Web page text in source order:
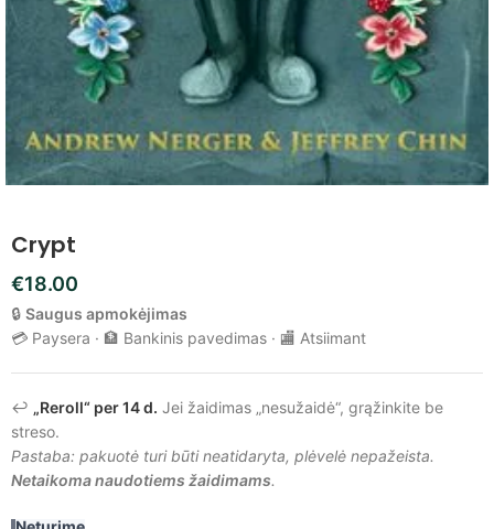
Crypt
€18.00
🔒 Saugus apmokėjimas
💳 Paysera · 🏦 Bankinis pavedimas · 🏬 Atsiimant
↩️ „Reroll“ per 14 d. Jei žaidimas „nesužaidė“, grąžinkite be
streso.
Pastaba: pakuotė turi būti neatidaryta, plėvelė nepažeista.
Netaikoma naudotiems žaidimams.